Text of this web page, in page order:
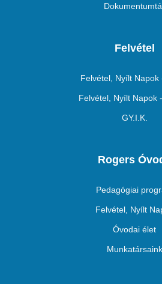
Felvétel
Felvétel, Nyílt Napok
Felvétel, Nyílt Napok
GY.I.K.
Rogers
Pedagógiai
Felvétel, Nyílt
Óvodai élet
Munkatársaink